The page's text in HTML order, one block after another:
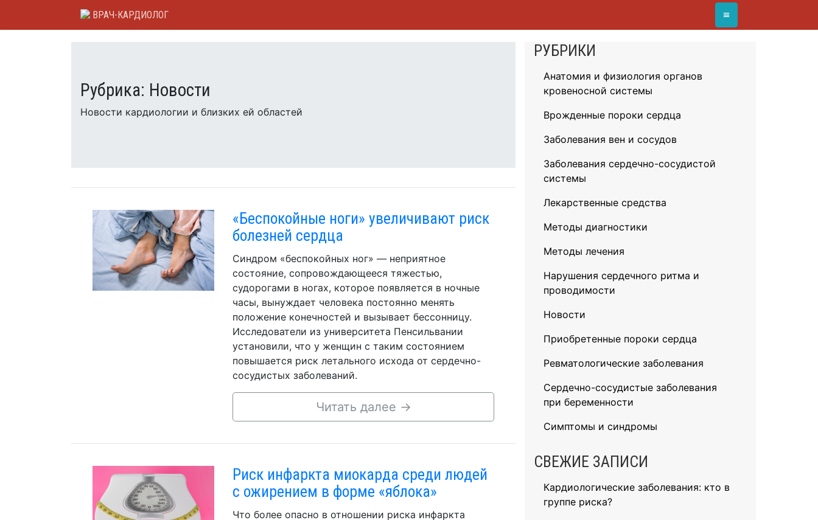
ВРАЧ-КАРДИОЛОГ ≡
Рубрика: Новости
Новости кардиологии и близких ей областей
«Беспокойные ноги» увеличивают риск
болезней сердца
Синдром «беспокойных ног» — неприятное
состояние, сопровождающееся тяжестью,
судорогами в ногах, которое появляется в ночные
часы, вынуждает человека постоянно менять
положение конечностей и вызывает бессонницу.
Исследователи из университета Пенсильвании
установили, что у женщин с таким состоянием
повышается риск летального исхода от сердечно-
сосудистых заболеваний.
Читать далее →
Риск инфаркта миокарда среди людей
с ожирением в форме «яблока»
Что более опасно в отношении риска инфаркта
РУБРИКИ
Анатомия и физиология органов
кровеносной системы
Врожденные пороки сердца
Заболевания вен и сосудов
Заболевания сердечно-сосудистой
системы
Лекарственные средства
Методы диагностики
Методы лечения
Нарушения сердечного ритма и
проводимости
Новости
Приобретенные пороки сердца
Ревматологические заболевания
Сердечно-сосудистые заболевания
при беременности
Симптомы и синдромы
СВЕЖИЕ ЗАПИСИ
Кардиологические заболевания: кто в
группе риска?